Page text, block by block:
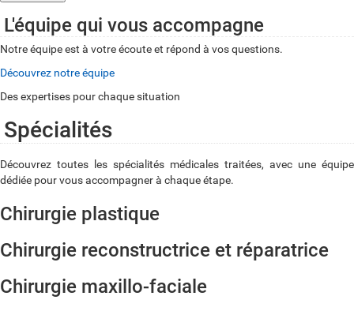
L'équipe qui vous accompagne
Notre équipe est à votre écoute et répond à vos questions.
Découvrez notre équipe
Des expertises pour chaque situation
Spécialités
Découvrez toutes les spécialités médicales traitées, avec une équipe
dédiée pour vous accompagner à chaque étape.
Chirurgie plastique
Chirurgie reconstructrice et réparatrice
Chirurgie maxillo-faciale